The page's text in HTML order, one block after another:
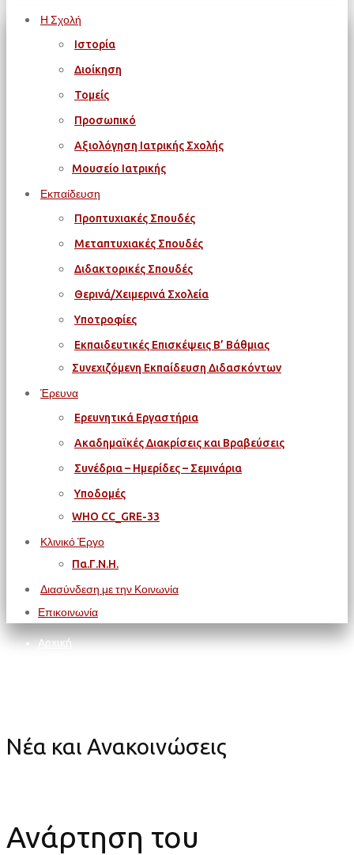
Η Σχολή
Ιστορία
Διοίκηση
Τομείς
Προσωπικό
Αξιολόγηση Ιατρικής Σχολής
Μουσείο Ιατρικής
Εκπαίδευση
Προπτυχιακές Σπουδές
Μεταπτυχιακές Σπουδές
Διδακτορικές Σπουδές
Θερινά/Χειμερινά Σχολεία
Υποτροφίες
Εκπαιδευτικές Επισκέψεις Β’ Βάθμιας
Συνεχιζόμενη Εκπαίδευση Διδασκόντων
Έρευνα
Ερευνητικά Εργαστήρια
Ακαδημαϊκές Διακρίσεις και Βραβεύσεις
Συνέδρια – Ημερίδες – Σεμινάρια
Υποδομές
WΗΟ CC_GRE-33
Κλινικό Έργο
Πα.Γ.Ν.Η.
Διασύνδεση με την Κοινωνία
Επικοινωνία
Αρχική
Νέα και Ανακοινώσεις
Ανάρτηση του